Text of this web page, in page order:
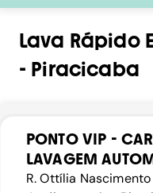
Lava Rápido
- Piracicaba
PONTO VIP -
LAVAGEM
R. Ottília